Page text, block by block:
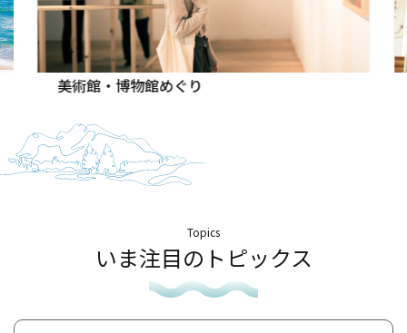
美術館・博物館めぐり
Topics
いま注目のトピックス